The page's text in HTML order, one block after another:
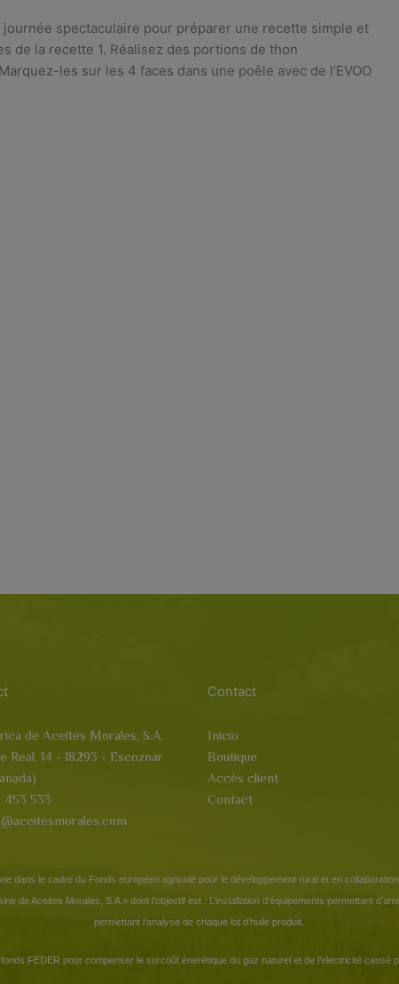
spectaculaire pour préparer une recette simple et
de la recette 1. Réalisez des portions de thon
les sur les 4 faces dans une poêle avec de l’EVOO
de Aceites Morales, S.A.
Real, 14 - 18293 - Escoznar
453 533
Contact
Inicio
Boutique
Accès client
Contact
dans le cadre du Fonds européen agricole pour le développement rural et en
de Aceites Morales, S.A » dont l’objectif est : L’installation d’équipements permettant
permettant l’analyse de chaque lot d’huile produit.
FEDER pour compenser le surcoût énerétique du gaz naturel et de l’electricité causé